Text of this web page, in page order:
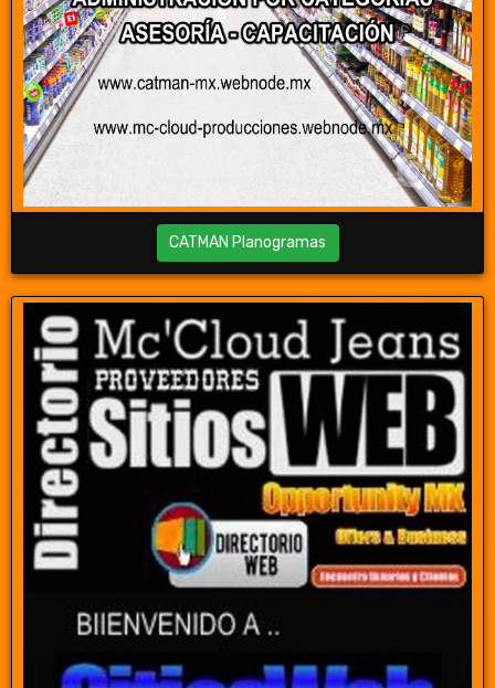
CATMAN Planogramas